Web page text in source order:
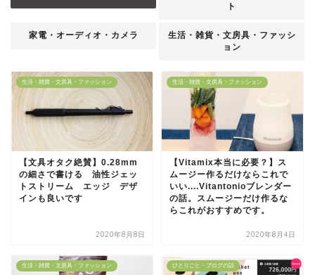
ト
家電・オーディオ・カメラ
生活・雑貨・文房具・ファッシ
ョン
生活・雑貨・文房具・ファッション
【文具オタク絶賛】0.28mm
の細さで書ける 油性ジェッ
トストリーム エッジ デザ
インも良いです
2020年8月8日
生活・雑貨・文房具・ファッション
【Vitamix本当に必要？】ス
ムージー作るだけならこれで
いい....Vitantonioブレンダー
の話。スムージーだけ作るな
らこれがおすすめです。
2020年8月4日
生活・雑貨・文房具・ファッション ひとりごと・ブログの話